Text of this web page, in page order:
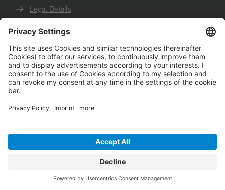
Legal Details
GTC
GTCP
Code of conduct for business partners
Deutsche Website